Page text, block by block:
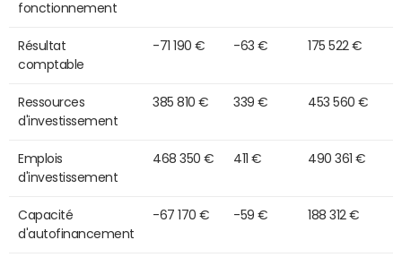
fonctionnement
Résultat
comptable
-71 190 € -63 € 175 522 €
Ressources
d'investissement
385 810 € 339 € 453 560 €
Emplois
d'investissement
468 350 € 411 € 490 361 €
Capacité
d'autofinancement
-67 170 € -59 € 188 312 €